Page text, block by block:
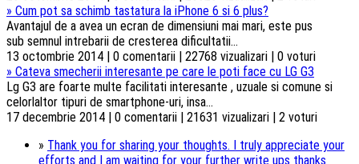
» Cum pot sa schimb tastatura la iPhone 6 si 6 plus?
Avantajul de a avea un ecran de dimensiuni mai mari, este pus
sub semnul intrebarii de cresterea dificultatii...
13 octombrie 2014 | 0 comentarii | 22768 vizualizari | 0 voturi
» Cateva smecherii interesante pe care le poti face cu LG G3
Lg G3 are foarte multe facilitati interesante , uzuale si comune si
celorlaltor tipuri de smartphone-uri, insa...
17 decembrie 2014 | 0 comentarii | 21631 vizualizari | 2 voturi
» Thank you for sharing your thoughts. I truly appreciate your
efforts and I am waiting for your further write ups thanks